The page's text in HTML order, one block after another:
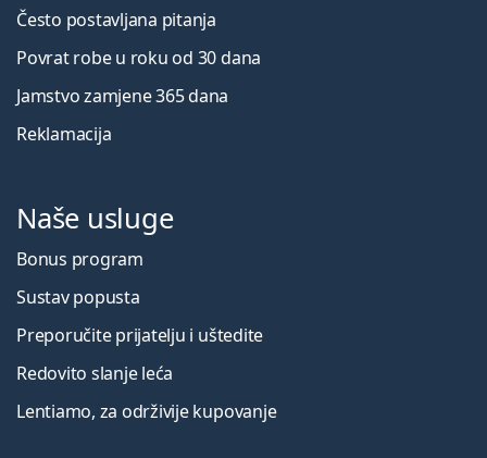
Često postavljana pitanja
Povrat robe u roku od 30 dana
Jamstvo zamjene 365 dana
Reklamacija
Naše usluge
Bonus program
Sustav popusta
Preporučite prijatelju i uštedite
Redovito slanje leća
Lentiamo, za održivije kupovanje